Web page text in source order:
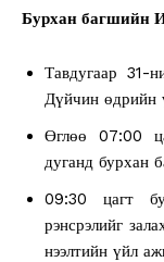
Бурхан багшийн
Тавдугаар 31-
Дүйчин өдрийн
Өглөө 07:00
дуганд бурхан
09:30 цагт
рэнсрэлийг
нээлтийн үйл